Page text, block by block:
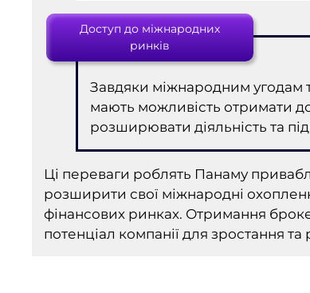
Доступ до міжнародних
ринків
Завдяки міжнародним угодам
мають можливість отримати
розширювати діяльність та
Ці переваги роблять Панаму
розширити свої міжнародні
фінансових ринках. Отримання
потенціал компанії для зростання та